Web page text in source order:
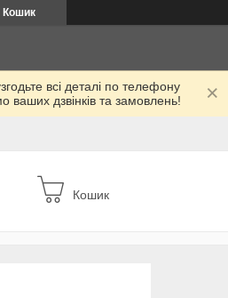
Кошик
всі деталі по телефону
дзвінків та замовлень!
Кошик